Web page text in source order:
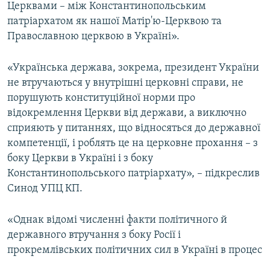
Церквами – між Константинопольським
патріархатом як нашої Матір'ю-Церквою та
Православною церквою в Україні».
«Українська держава, зокрема, президент України
не втручаються у внутрішні церковні справи, не
порушують конституційної норми про
відокремлення Церкви від держави, а виключно
сприяють у питаннях, що відносяться до державної
компетенції, і роблять це на церковне прохання – з
боку Церкви в Україні і з боку
Константинопольського патріархату», – підкреслив
Синод УПЦ КП.
«Однак відомі численні факти політичного й
державного втручання з боку Росії і
прокремлівських політичних сил в Україні в процес